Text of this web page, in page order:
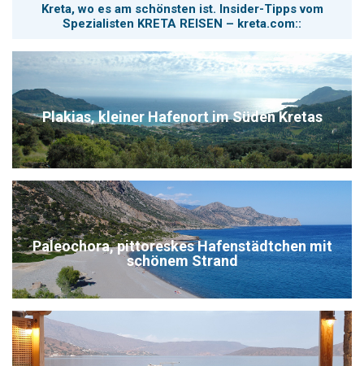
Kreta, wo es am schönsten ist. Insider-Tipps vom
Spezialisten KRETA REISEN – kreta.com::
Plakias, kleiner Hafenort im Süden Kretas
Paleochora, pittoreskes Hafenstädtchen mit
schönem Strand